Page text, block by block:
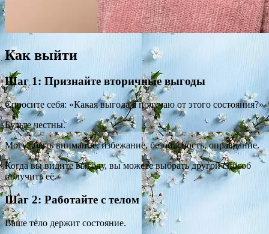
Как выйти
Шаг 1: Признайте вторичные выгоды
Спросите себя: «Какая выгода я получаю от этого состояния?»
Будьте честны.
Могут быть внимание, избежание, безопасность, оправдание.
Когда вы видите выгоду, вы можете выбрать другой способ
получить её.
Шаг 2: Работайте с телом
Ваше тело держит состояние.